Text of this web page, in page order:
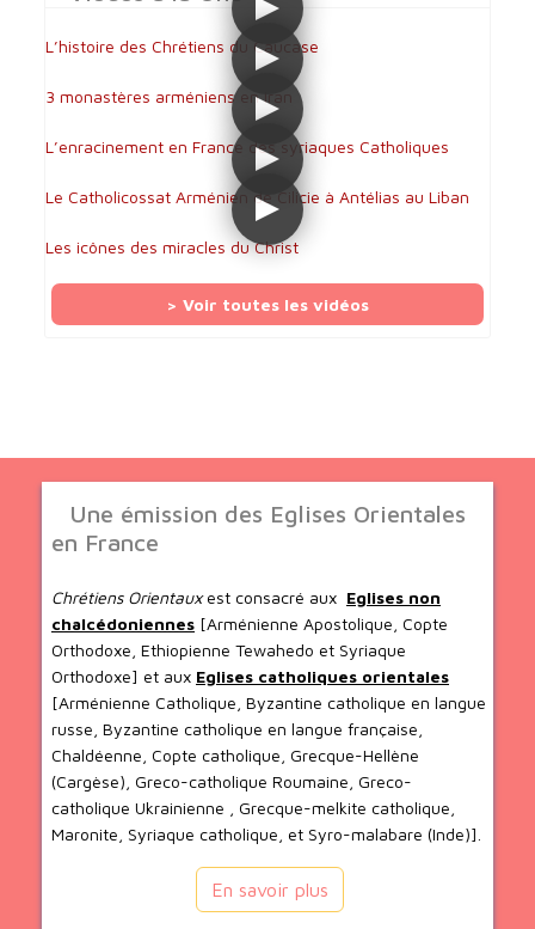
L’histoire des Chrétiens du Caucase
3 monastères arméniens en Iran
L’enracinement en France des syriaques Catholiques
Le Catholicossat Arménien de Cilicie à Antélias au Liban
Les icônes des miracles du Christ
> Voir toutes les vidéos
Une émission des Eglises Orientales
en France
Chrétiens Orientauxest consacré aux Eglises non
chalcédoniennes [Arménienne Apostolique, Copte
Orthodoxe, Ethiopienne Tewahedo et Syriaque
Orthodoxe] et aux Eglises catholiques orientales
[Arménienne Catholique, Byzantine catholique en langue
russe, Byzantine catholique en langue française,
Chaldéenne, Copte catholique, Grecque-Hellène
(Cargèse), Greco-catholique Roumaine, Greco-
catholique Ukrainienne , Grecque-melkite catholique,
Maronite, Syriaque catholique, et Syro-malabare (Inde)].
En savoir plus